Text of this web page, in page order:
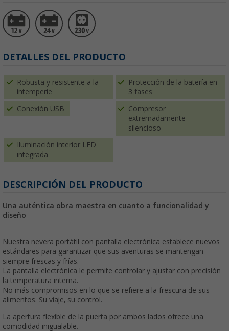
DETALLES DEL PRODUCTO
Robusta y resistente a la
intemperie
Protección de la batería en
3 fases
Conexión USB
Compresor
extremadamente
silencioso
Iluminación interior LED
integrada
DESCRIPCIÓN DEL PRODUCTO
Una auténtica obra maestra en cuanto a funcionalidad y
diseño
Nuestra nevera portátil con pantalla electrónica establece nuevos
estándares para garantizar que sus aventuras se mantengan
siempre frescas y frías.
La pantalla electrónica le permite controlar y ajustar con precisión
la temperatura interna.
No más compromisos en lo que se refiere a la frescura de sus
alimentos. Su viaje, su control.
La apertura flexible de la puerta por ambos lados ofrece una
comodidad inigualable.